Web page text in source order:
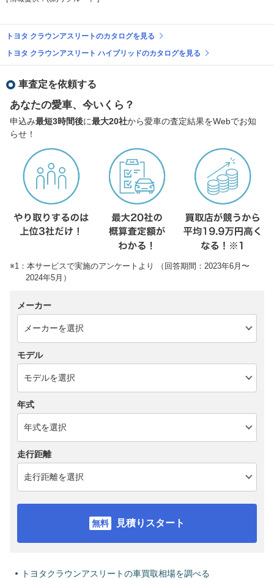
トヨタ クラウンアスリートのカタログを見る
トヨタ クラウンアスリート ハイブリッドのカタログを見る
車査定を依頼する
あなたの愛車、今いくら？
申込み最短3時間後に最大20社から愛車の査定結果をWebでお知
らせ！
※1：本サービスで実施のアンケートより （回答期間：2023年6月〜
2024年5月）
メーカー
モデル
年式
走行距離
見積りスタート
トヨタクラウンアスリートの車買取相場を調べる